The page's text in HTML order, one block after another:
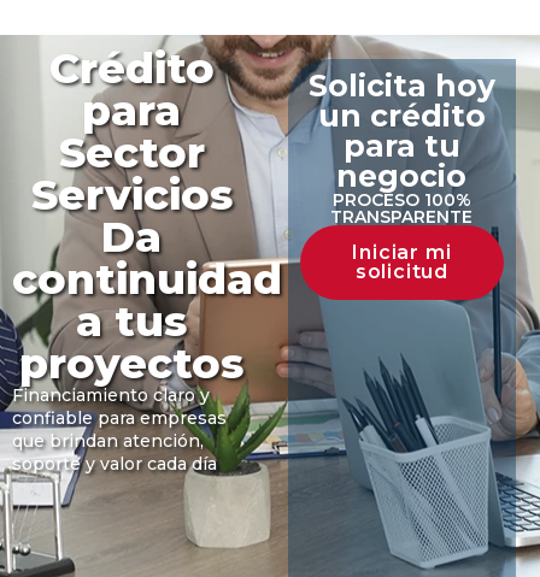
Crédito
para
Sector
Servicios
Da
continuidad
a tus
proyectos
Financiamiento claro y
confiable para empresas
que brindan atención,
soporte y valor cada día
Solicita hoy
un crédito
para tu
negocio
PROCESO 100%
TRANSPARENTE
Iniciar mi
solicitud